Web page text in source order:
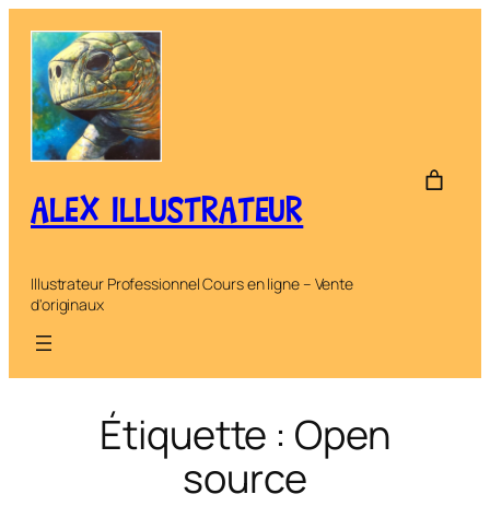
contenu
ALEX ILLUSTRATEUR
Illustrateur Professionnel Cours en ligne – Vente
d'originaux
Étiquette : Open
source